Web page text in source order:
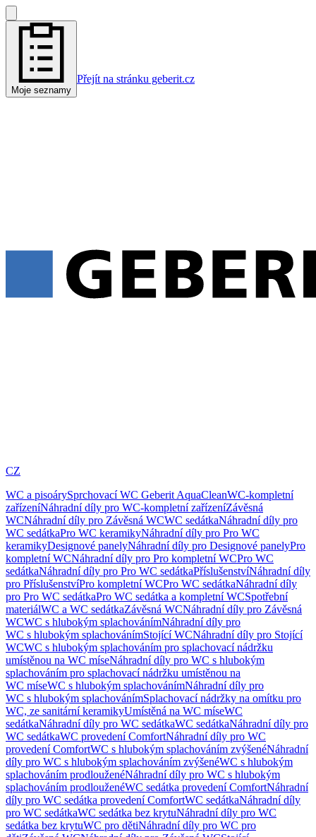
Moje seznamy
Přejít na stránku geberit.cz
CZ
WC a pisoárySprchovací WC Geberit AquaCleanWC-kompletní
zařízeníNáhradní díly pro WC-kompletní zařízeníZávěsná
WCNáhradní díly pro Závěsná WCWC sedátkaNáhradní díly pro
WC sedátkaPro WC keramikyNáhradní díly pro Pro WC
keramikyDesignové panelyNáhradní díly pro Designové panelyPro
kompletní WCNáhradní díly pro Pro kompletní WCPro WC
sedátkaNáhradní díly pro Pro WC sedátkaPříslušenstvíNáhradní díly
pro PříslušenstvíPro kompletní WCPro WC sedátkaNáhradní díly
pro Pro WC sedátkaPro WC sedátka a kompletní WCSpotřební
materiálWC a WC sedátkaZávěsná WCNáhradní díly pro Závěsná
WCWC s hlubokým splachovánímNáhradní díly pro
WC s hlubokým splachovánímStojící WCNáhradní díly pro Stojící
WCWC s hlubokým splachováním pro splachovací nádržku
umístěnou na WC míseNáhradní díly pro WC s hlubokým
splachováním pro splachovací nádržku umístěnou na
WC míseWC s hlubokým splachovánímNáhradní díly pro
WC s hlubokým splachovánímSplachovací nádržky na omítku pro
WC, ze sanitární keramikyUmístěná na WC míseWC
sedátkaNáhradní díly pro WC sedátkaWC sedátkaNáhradní díly pro
WC sedátkaWC provedení ComfortNáhradní díly pro WC
provedení ComfortWC s hlubokým splachováním zvýšenéNáhradní
díly pro WC s hlubokým splachováním zvýšenéWC s hlubokým
splachováním prodlouženéNáhradní díly pro WC s hlubokým
splachováním prodlouženéWC sedátka provedení ComfortNáhradní
díly pro WC sedátka provedení ComfortWC sedátkaNáhradní díly
pro WC sedátkaWC sedátka bez krytuNáhradní díly pro WC
sedátka bez krytuWC pro dětiNáhradní díly pro WC pro